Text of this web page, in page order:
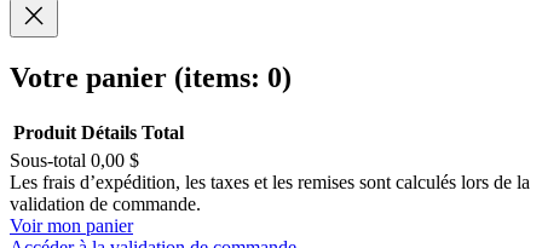
Votre panier (items: 0)
Produits
dans
Produit Détails Total
Sous-total 0,00 $
Les frais d’expédition, les taxes et les remises sont calculés lors de la
validation de commande.
Voir mon panier